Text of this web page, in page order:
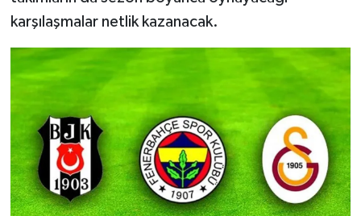
karşılaşmalar netlik kazanacak.